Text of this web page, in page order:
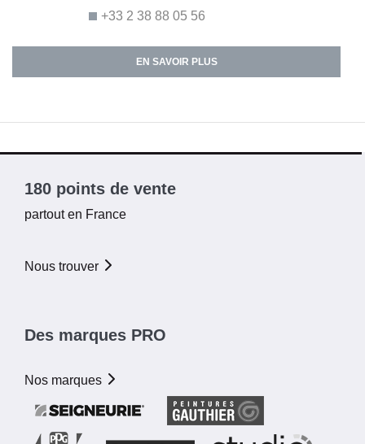
+33 2 38 88 05 56
EN SAVOIR PLUS
180 points de vente
partout en France
Nous trouver
Des marques PRO
Nos marques